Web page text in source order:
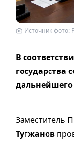
Источник фото:
В
государства
Заместитель
Тугжанов